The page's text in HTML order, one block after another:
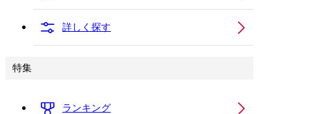
詳しく探す
特集
ランキング